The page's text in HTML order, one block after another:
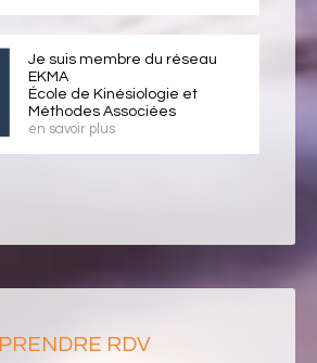
Je suis membre du réseau
EKMA
École de Kinésiologie et
Méthodes Associées
en savoir plus
PRENDRE RDV